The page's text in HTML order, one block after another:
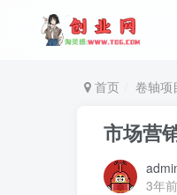
首页 卷轴项
市场营
3年